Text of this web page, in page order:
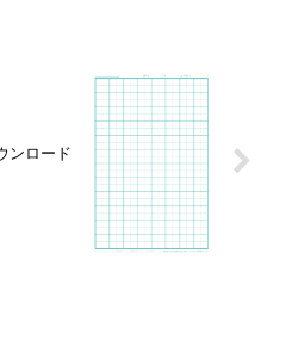
ンロード